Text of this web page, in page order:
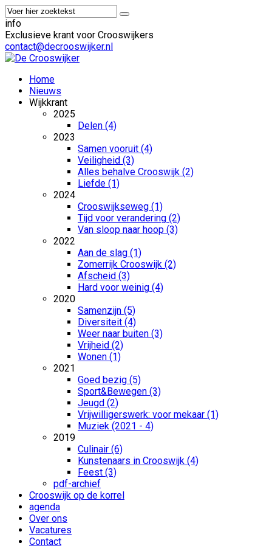
info
Exclusieve krant voor Crooswijkers
contact@decrooswijker.nl
Home
Nieuws
Wijkkrant
2025
Delen (4)
2023
Samen vooruit (4)
Veiligheid (3)
Alles behalve Crooswijk (2)
Liefde (1)
2024
Crooswijkseweg (1)
Tijd voor verandering (2)
Van sloop naar hoop (3)
2022
Aan de slag (1)
Zomerrijk Crooswijk (2)
Afscheid (3)
Hard voor weinig (4)
2020
Samenzijn (5)
Diversiteit (4)
Weer naar buiten (3)
Vrijheid (2)
Wonen (1)
2021
Goed bezig (5)
Sport&Bewegen (3)
Jeugd (2)
Vrijwilligerswerk: voor mekaar (1)
Muziek (2021 - 4)
2019
Culinair (6)
Kunstenaars in Crooswijk (4)
Feest (3)
pdf-archief
Crooswijk op de korrel
agenda
Over ons
Vacatures
Contact